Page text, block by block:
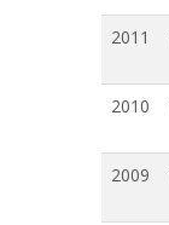
2011
2010
2009